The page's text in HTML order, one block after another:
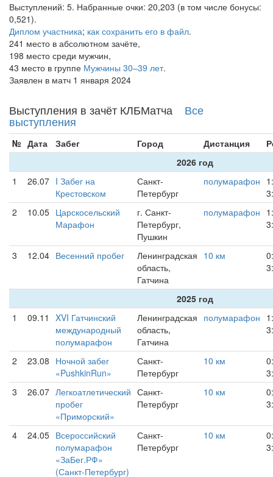
Выступлений: 5. Набранные очки: 20,203 (в том числе бонусы:
0,521).
Диплом участника; как сохранить его в файл.
241 место в абсолютном зачёте,
198 место среди мужчин,
43 место в группе Мужчины 30–39 лет.
Заявлен в матч 1 января 2024
Выступления в зачёт КЛБМатча Все
выступления
№ Дата Забег Город Дистанция
2026 год
1
26.07 I Забег на
Крестовском
Санкт-
Петербург
полумарафон
2
10.05 Царскосельский
Марафон
г. Санкт-
Петербург,
Пушкин
полумарафон
3 12.04 Весенний пробег
Ленинградская
область,
Гатчина
10 км
2025 год
1
09.11
XVI Гатчинский
международный
полумарафон
Ленинградская
область,
Гатчина
полумарафон
2 23.08 Ночной забег
«PushkinRun»
Санкт-
Петербург
10 км
3
26.07 Легкоатлетический
пробег
«Приморский»
Санкт-
Петербург
10 км
4 24.05 Всероссийский
полумарафон
«ЗаБег.РФ»
(Санкт-Петербург)
Санкт-
Петербург
10 км